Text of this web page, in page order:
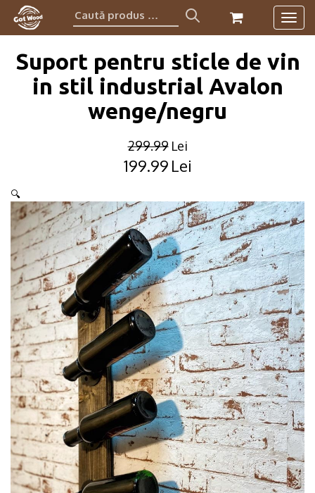
Caută
produs:
Suport pentru sticle de vin
in stil industrial Avalon
wenge/negru
299.99 Lei
Original
was:
299.99lei.
199.99 Lei
Current
is:
199.99lei.
🔍